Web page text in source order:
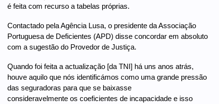
é feita com recurso a tabelas próprias.
Contactado pela Agência Lusa, o presidente da Associação
Portuguesa de Deficientes (APD) disse concordar em absoluto
com a sugestão do Provedor de Justiça.
Quando foi feita a actualização [da TNI] há uns anos atrás,
houve aquilo que nós identificámos como uma grande pressão
das seguradoras para que se baixasse
consideravelmente os coeficientes de incapacidade e isso